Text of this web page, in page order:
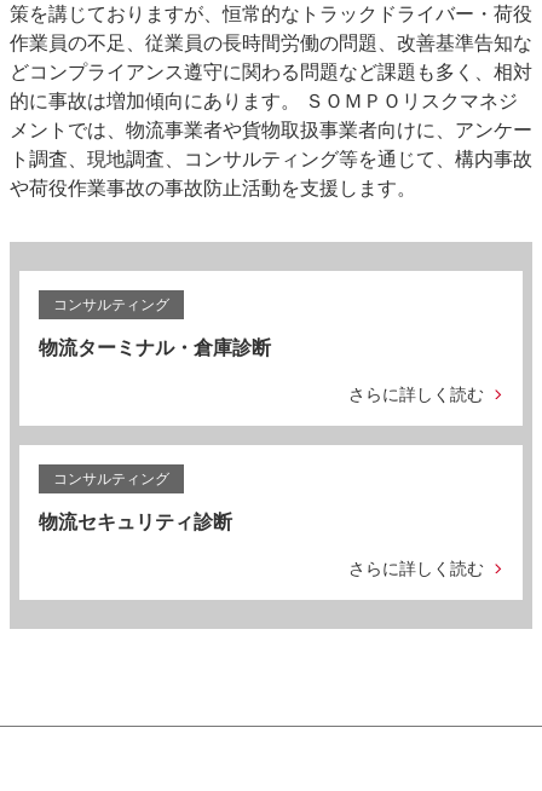
策を講じておりますが、恒常的なトラックドライバー・荷役
作業員の不足、従業員の長時間労働の問題、改善基準告知な
どコンプライアンス遵守に関わる問題など課題も多く、相対
的に事故は増加傾向にあります。 ＳＯＭＰＯリスクマネジ
メントでは、物流事業者や貨物取扱事業者向けに、アンケー
ト調査、現地調査、コンサルティング等を通じて、構内事故
や荷役作業事故の事故防止活動を支援します。
コンサルティング
物流ターミナル・倉庫診断
さらに詳しく読む
コンサルティング
物流セキュリティ診断
さらに詳しく読む